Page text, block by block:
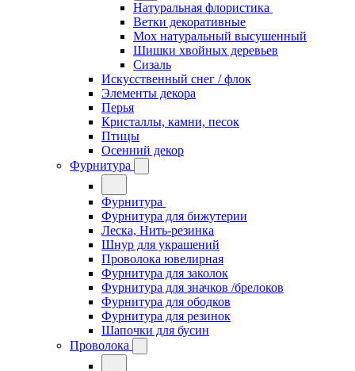
Натуральная флористика
Ветки декоративные
Мох натуральный высушенный
Шишки хвойных деревьев
Сизаль
Искусственный снег / флок
Элементы декора
Перья
Кристаллы, камни, песок
Птицы
Осенний декор
Фурнитура
Фурнитура
Фурнитура для бижутерии
Леска, Нить-резинка
Шнур для украшений
Проволока ювелирная
Фурнитура для заколок
Фурнитура для значков /брелоков
Фурнитура для ободков
Фурнитура для резинок
Шапочки для бусин
Проволока